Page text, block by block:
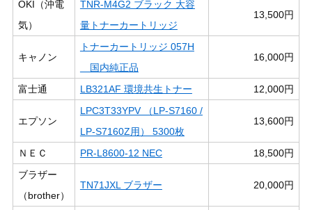
OKI（沖電
気）
TNR-M4G2 ブラック 大容
量トナーカートリッジ
13,500円
キャノン
トナーカートリッジ 057H
国内純正品
16,000円
富士通 LB321AF 環境共生トナー 12,000円
エプソン
LPC3T33YPV （LP-S7160 /
LP-S7160Z用） 5300枚
13,600円
ＮＥＣ PR-L8600-12 NEC
18,500円
ブラザー
（brother）
TN71JXL ブラザー 20,000円